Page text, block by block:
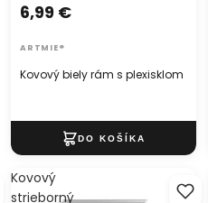
Kovový biely rám s plexisklom
6,99 €
ARTMIE®
Kovový
strieborný